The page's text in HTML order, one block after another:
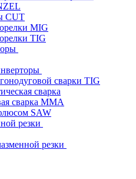
CUT
MIG
TIG
сварки TIG
сварка
сварка MMA
SAW
резки
резки